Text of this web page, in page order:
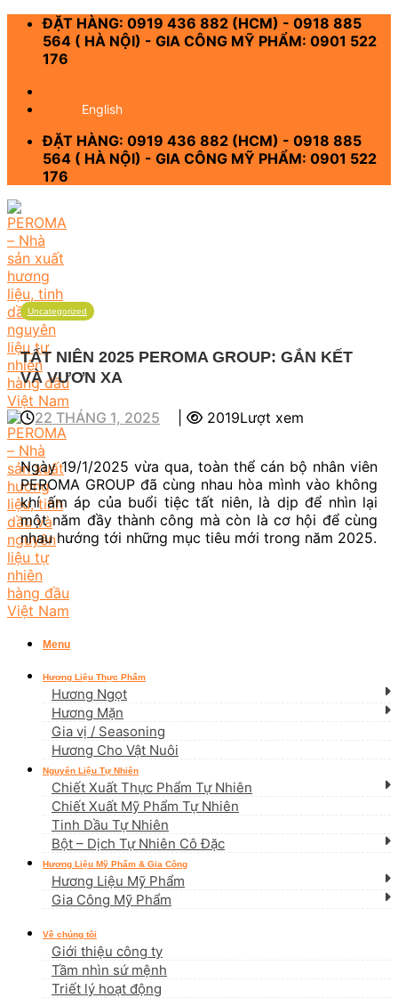
Skip
content
ĐẶT HÀNG: 0919 436 882 (HCM) - 0918 885
564 ( HÀ NỘI) - GIA CÔNG MỸ PHẨM: 0901 522
176
English
ĐẶT HÀNG: 0919 436 882 (HCM) - 0918 885
564 ( HÀ NỘI) - GIA CÔNG MỸ PHẨM: 0901 522
176
Menu
Hương Liệu Thực Phẩm
Hương Ngọt
Hương Mặn
Gia vị / Seasoning
Hương Cho Vật Nuôi
Nguyên Liệu Tự Nhiên
Chiết Xuất Thực Phẩm Tự Nhiên
Chiết Xuất Mỹ Phẩm Tự Nhiên
Tinh Dầu Tự Nhiên
Bột – Dịch Tự Nhiên Cô Đặc
Hương Liệu Mỹ Phẩm & Gia Công
Hương Liệu Mỹ Phẩm
Gia Công Mỹ Phẩm
Về chúng tôi
Giới thiệu công ty
Tầm nhìn sứ mệnh
Triết lý hoạt động
Uncategorized
TẤT NIÊN 2025 PEROMA GROUP: GẮN KẾT
VÀ VƯƠN XA
22 THÁNG 1, 2025 2019Lượt xem
Ngày 19/1/2025 vừa qua, toàn thể cán bộ nhân viên
PEROMA GROUP đã cùng nhau hòa mình vào không
khí ấm áp của buổi tiệc tất niên, là dịp để nhìn lại
một năm đầy thành công mà còn là cơ hội để cùng
nhau hướng tới những mục tiêu mới trong năm 2025.